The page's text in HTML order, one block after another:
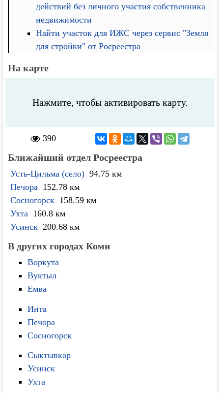
действий без личного участия собственника
недвижимости
Найти участок для ИЖС через сервис "Земля
для стройки" от Росреестра
На карте
Нажмите, чтобы активировать карту.
390
Ближайший отдел Росреестра
Усть-Цильма (село) 94.75 км
Печора 152.78 км
Сосногорск 158.59 км
Ухта 160.8 км
Усинск 200.68 км
В других городах Коми
Воркута
Вуктыл
Емва
Инта
Печора
Сосногорск
Сыктывкар
Усинск
Ухта